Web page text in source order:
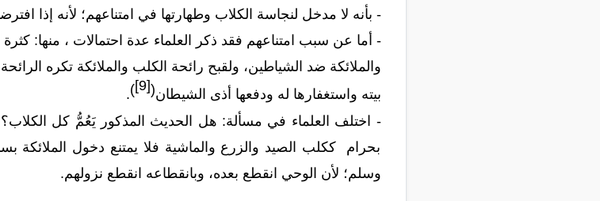
- بأنه لا مدخل لنجاسة الكلاب وطهارتها في امتناعهم؛ لأنه إذا
- أما عن سبب امتناعهم فقد ذكر العلماء عدة احتمالات ، منها:
والملائكة ضد الشياطين، ولقبح رائحة الكلب والملائكة تكره
بيته واستغفارها له ودفعها أذى الشيطان(
[9]
)
.
- اختلف العلماء في مسألة: هل الحديث المذكور يَعُمُّ كل الكلاب؟
بحرام ككلب الصيد والزرع والماشية فلا يمتنع دخول
وسلم؛ لأن الوحي انقطع بعده، وبانقطاعه انقطع نزولهم.